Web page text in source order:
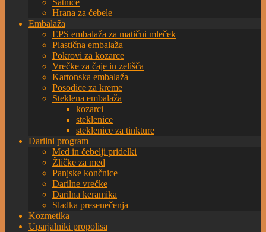
Satnice
Hrana za čebele
Embalaža
EPS embalaža za matični mleček
Plastična embalaža
Pokrovi za kozarce
Vrečke za čaje in zelišča
Kartonska embalaža
Posodice za kreme
Steklena embalaža
kozarci
steklenice
steklenice za tinkture
Darilni program
Med in čebelji pridelki
Žličke za med
Panjske končnice
Darilne vrečke
Darilna keramika
Sladka presenečenja
Kozmetika
Uparjalniki propolisa